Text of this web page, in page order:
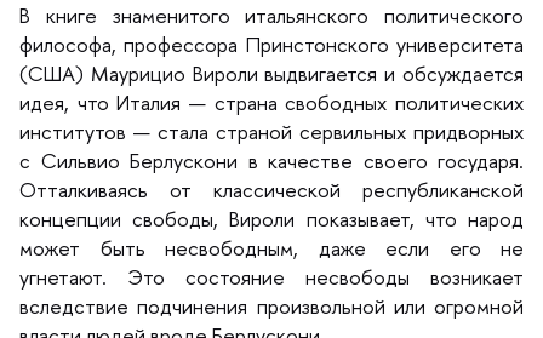
книге знаменитого итальянского политического
философа, профессора Принстонского университета
(США) Маурицио Вироли выдвигается и обсуждается
идея, что Италия — страна свободных политических
институтов — стала страной сервильных придворных
с Сильвио Берлускони в качестве своего государя.
Отталкиваясь от классической республиканской
концепции свободы, Вироли показывает, что народ
может быть несвободным, даже если его не
угнетают. Это состояние несвободы возникает
следствие подчинения произвольной или огромной